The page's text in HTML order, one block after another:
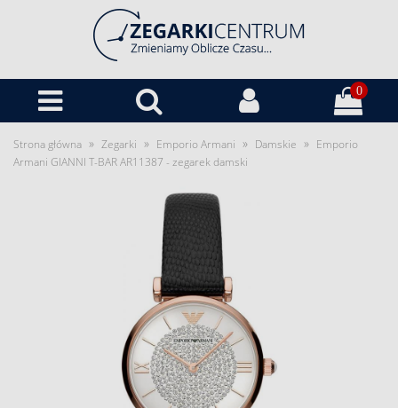
0
Strona główna » Zegarki » Emporio Armani » Damskie » Emporio
Armani GIANNI T-BAR AR11387 - zegarek damski